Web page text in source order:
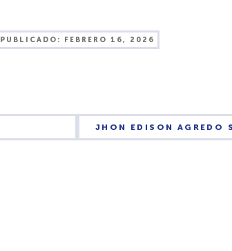
PUBLICADO: FEBRERO 16, 2026
JHON EDISON AGREDO